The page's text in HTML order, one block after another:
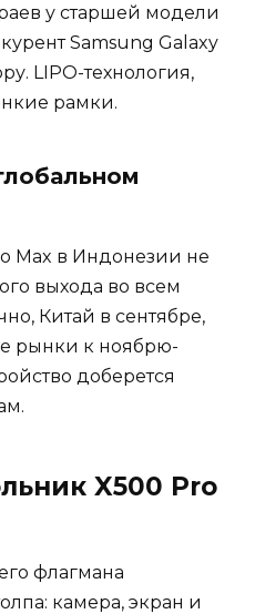
у старшей модели
Samsung Galaxy
LIPO-технология,
рамки.
Max в Индонезии не
выхода во всем
Китай в сентябре,
рынки к ноябрю-
доберется
X500 Pro
флагмана
камера, экран и